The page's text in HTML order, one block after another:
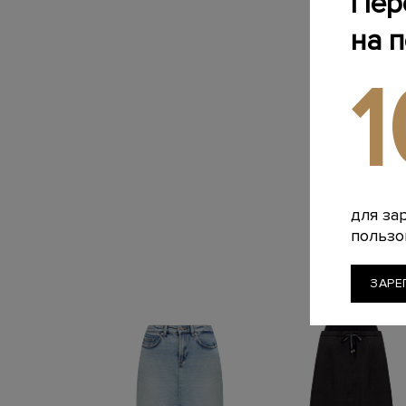
на
для